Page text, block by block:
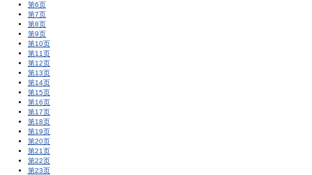
第6页
第7页
第8页
第9页
第10页
第11页
第12页
第13页
第14页
第15页
第16页
第17页
第18页
第19页
第20页
第21页
第22页
第23页